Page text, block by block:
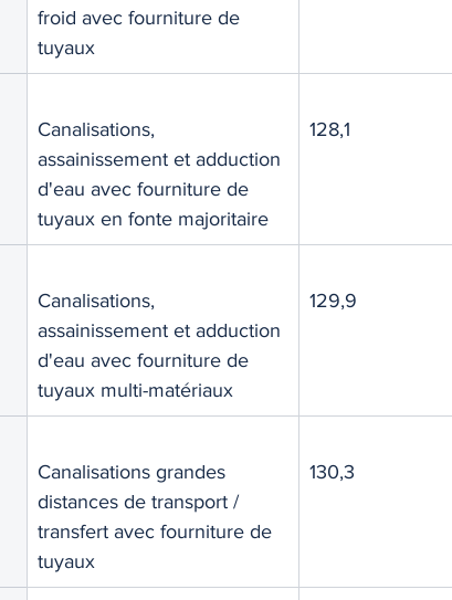
froid avec fourniture de
tuyaux
Canalisations,
assainissement et adduction
d'eau avec fourniture de
tuyaux en fonte majoritaire
128,1
Canalisations,
assainissement et adduction
d'eau avec fourniture de
tuyaux multi-matériaux
129,9
Canalisations grandes
distances de transport /
transfert avec fourniture de
tuyaux
130,3